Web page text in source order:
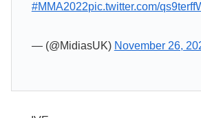
#MMA2022pic.twitter.com/
— (@MidiasUK) November 26,